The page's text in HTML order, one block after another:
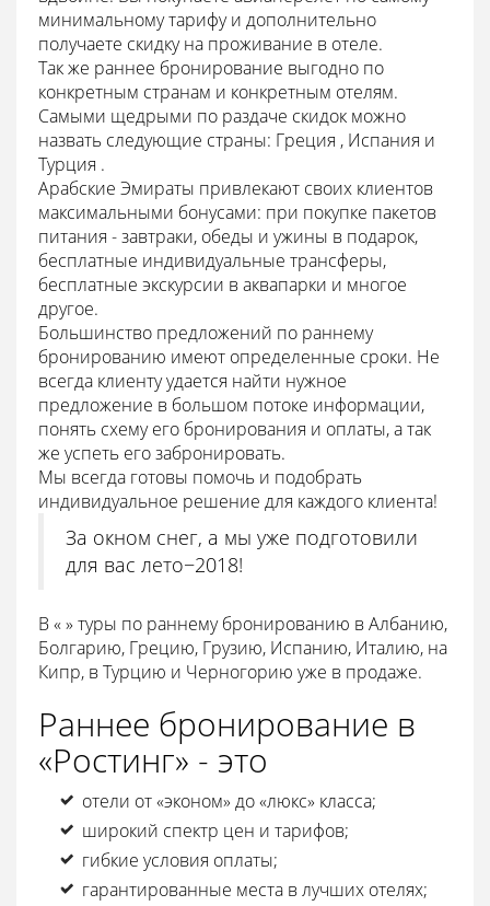
минимальному тарифу и дополнительно
получаете скидку на проживание в отеле.
Так же раннее бронирование выгодно по
конкретным странам и конкретным отелям.
Самыми щедрыми по раздаче скидок можно
назвать следующие страны: Греция , Испания и
Турция .
Арабские Эмираты привлекают своих клиентов
максимальными бонусами: при покупке пакетов
питания - завтраки, обеды и ужины в подарок,
бесплатные индивидуальные трансферы,
бесплатные экскурсии в аквапарки и многое
другое.
Большинство предложений по раннему
бронированию имеют определенные сроки. Не
всегда клиенту удается найти нужное
предложение в большом потоке информации,
понять схему его бронирования и оплаты, а так
же успеть его забронировать.
Мы всегда готовы помочь и подобрать
индивидуальное решение для каждого клиента!
За окном снег, а мы уже подготовили
для вас лето−2018!
В « » туры по раннему бронированию в Албанию,
Болгарию, Грецию, Грузию, Испанию, Италию, на
Кипр, в Турцию и Черногорию уже в продаже.
Раннее бронирование в
«Ростинг» - это
отели от «эконом» до «люкс» класса;
широкий спектр цен и тарифов;
гибкие условия оплаты;
гарантированные места в лучших отелях;